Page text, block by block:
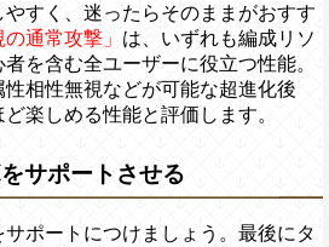
すく、迷ったらそのままがおすす
通常攻撃」 は、いずれも編成リソ
を含む全ユーザーに役立つ性能。
相性無視などが可能な超進化後
楽しめる性能と評価します。
サポートさせる
ポートにつけましょう。最後にタ